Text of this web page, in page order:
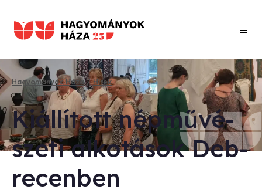
tartalomra
Morzsa
Hagyományok Háza Hírek
Ki­ál­lí­tott nép­mű­vé­
sze­ti al­ko­tá­sok Deb­
re­cen­ben